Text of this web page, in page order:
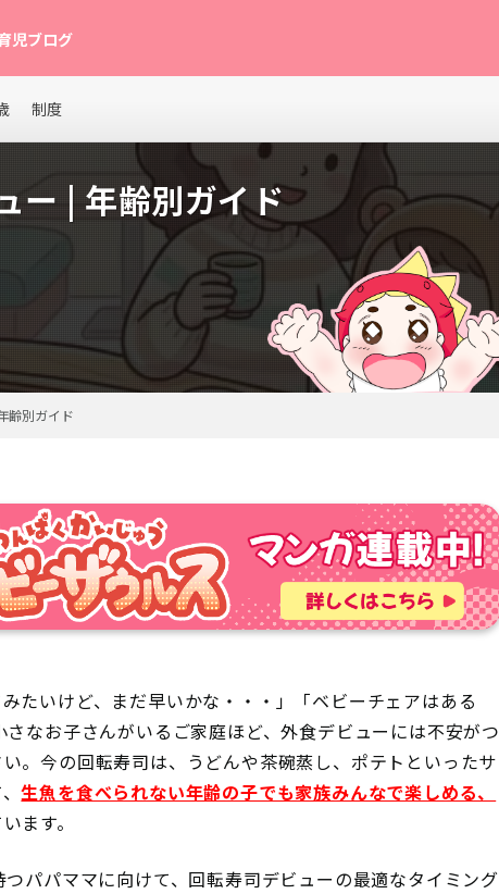
ログ。月齢別の発達目安、離乳食レシピ、寝かしつけのコツ、育児グッズレビュー
児ブログ
制度
ー | 年齢別ガイド
齢別ガイド
たいけど、まだ早いかな・・・」「ベビーチェアはある
なお子さんがいるご家庭ほど、外食デビューには不安がつ
。今の回転寿司は、うどんや茶碗蒸し、ポテトといったサ
生魚を食べられない年齢の子でも家族みんなで楽しめる、
ます。
パパママに向けて、回転寿司デビューの最適なタイミング